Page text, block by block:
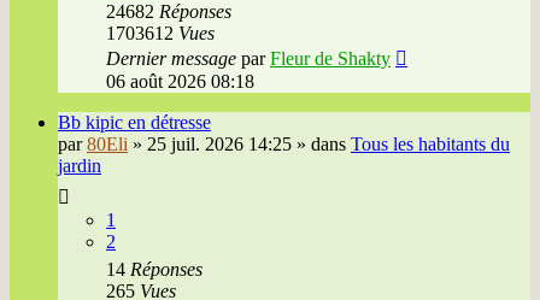
24682 Réponses
1703612 Vues
Dernier message parFleur de Shakty
06 août 2026 08:18
Bb kipic en détresse
par80Eli » 25 juil. 2026 14:25 » dans Tous les habitants du
jardin
1
2
14 Réponses
265 Vues